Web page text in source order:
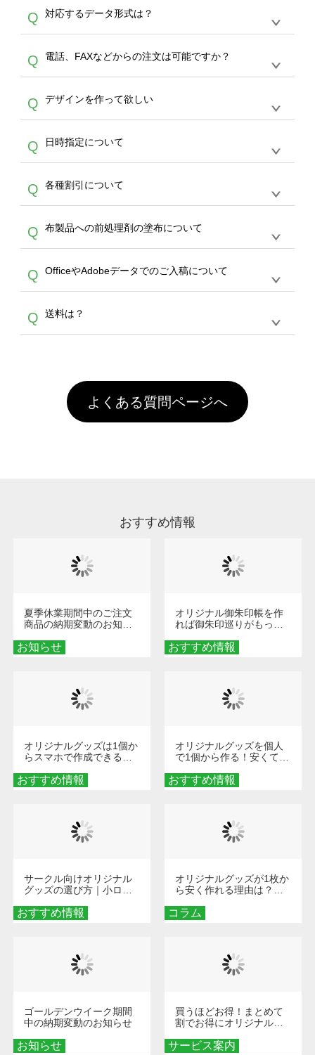
A
生産にて承っております。デザインツールから
デザインの作成から決済まで完了できます。
30枚以上やシルク印刷など、大口注文の場合
は、サポートが担当するエコバッグコンシェル
やタンブラーコンシェルをご利用ください。製
作する数量が多ければ多いほど、オンデマンド
サービスよりも低価格で製作することが可能で
す。
Q 対応するデータ形式は？
A
ドできるデータ形式は、JPG / PNG / AI / PSD /
PDF 形式になります。データの最大サイズ
写真などもアップロード可能です。使用できな
い画像はエラーになります。（※ Illustratorか
らの直接入稿には対応していません。AIで保存
し、デザインツールからアップロードして下さ
い）
Q 電話、FAXなどからの注文は可能ですか？
A
文のみ受け付けております。30個以上のご製
作をお考えの方は、サポートが担当するエコバ
スをご利用頂ければ、電話やFAX、メールなど
でご注文が可能です。
Q デザインを作って欲しい
A
を作って欲しい。などの場合は、製作数量が
30個以上であれば、サポート担当が、デザイ
バッグコンシェル
サー
ビスをご利用ください。(※ 30個以下の場合
は、デザインツールをご利用ください)
Q 日時指定について
A
ん。発送後18時以降に配送業者・伝票番号を
メールでお知らせいたしますので、直接配送業
者にご連絡いただき調整をお願い致します。
Q 各種割引について
A
カート内で自動的に割引(最大50%)が適用され
ます。 【付与ポイント】購入金額の1％が1ポ
イントとして付与され、次回ご注文時に1ポイ
ント＝1円としてお使いいただけます。ポイン
トは発送完了の翌日に付与され、次回ご注文時
からご利用頂けます。ポイントの有効期限は一
年間です。【会員ランク】過去10カ月のご注
文回数により会員ランク割引(最大5%)が適用
頂いても、ログインがされていなければ、ラン
クにカウントがされません。
Q 布製品への前処理剤の塗布について
A
意点（前処理剤）】カラー生地（Tシャツのホ
ワイト、トートバッグのナチュラル、ホワイト
といって、プリントを定着させるための処理剤
を塗布しており、短納期・低価格で商品をお届
害な性質で、水洗いで落とすことが可能です。
お手数ですが、お客様ご自身にて着用前に落と
していただけますようお願いいたします。※1
通常注文・直送機能でのご注文に関わらず、前
Q OfficeやAdobeデータでのご入稿について
A
ません。いずれのデータも該当デザインのみ画
像(JPEG,PNG,GIF,PDF)に変換、またはAdobe
Q 送料は？
引」などによるお値引きで4,000円未満になる
場合は送料がかかりますので、ご注意くださ
い。
よくある質問ページへ
おすすめ情報
お知らせ
夏季休業期間中のご注文
商品の納期変動のお知ら
おすすめ情報
オリジナル御朱印帳を作
れば御朱印巡りがもっと
ダーメイドする魅力と選
び方
おすすめ情報
オリジナルグッズは1個か
らスマホで作成できる！
くなる巾着＆ポーチ活用
術
おすすめ情報
オリジナルグッズを個人
で1個から作る！安くて簡
秘訣
おすすめ情報
サークル向けオリジナル
グッズの選び方｜小ロッ
める秘訣
コラム
オリジナルグッズが1枚か
ら安く作れる理由は？オ
とメリットを解説
お知らせ
ゴールデンウイーク期間
中の納期変動のお知らせ
サービス案内
買うほどお得！まとめて
割でお得にオリジナルグ